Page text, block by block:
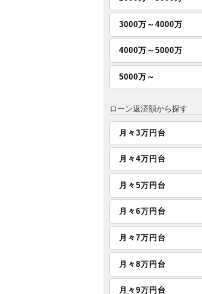
3000万～4000万
4000万～5000万
5000万～
ローン返済額から探す
月々3万円台
月々4万円台
月々5万円台
月々6万円台
月々7万円台
月々8万円台
月々9万円台